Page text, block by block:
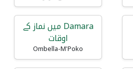
Damara میں نماز کے
اوقات
Ombella-M'Poko